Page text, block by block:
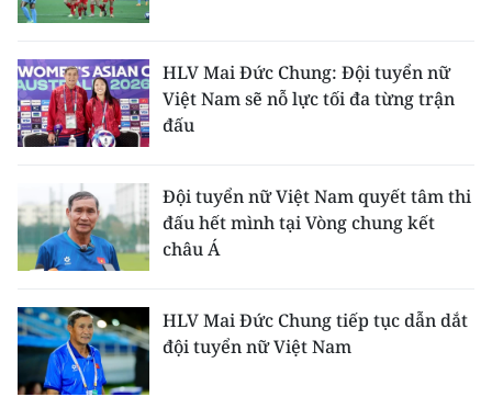
MÔI TRƯỜNG
BẠN ĐỌC
KIỂM CHỨNG THÔNG TIN
54 DÂN TỘC VIỆT NAM
CHƯƠNG TRÌNH OCOP - MỖI XÃ
MỘT SẢN PHẨM
RADIO
HLV Mai Đức Chung: Đội tuyển nữ
Việt Nam sẽ nỗ lực tối đa từng trận
đấu
Đội tuyển nữ Việt Nam quyết tâm thi
đấu hết mình tại Vòng chung kết
châu Á
HLV Mai Đức Chung tiếp tục dẫn dắt
đội tuyển nữ Việt Nam